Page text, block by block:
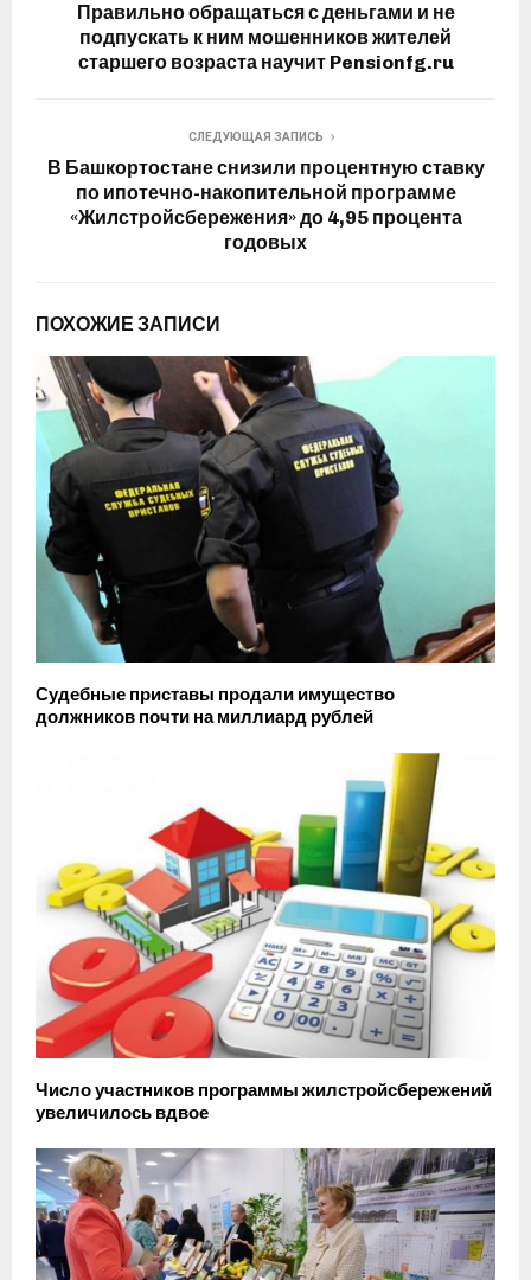
Правильно обращаться с деньгами и не
подпускать к ним мошенников жителей
старшего возраста научит Pensionfg.ru
СЛЕДУЮЩАЯ ЗАПИСЬ
В Башкортостане снизили процентную ставку
по ипотечно-накопительной программе
«Жилстройсбережения» до 4,95 процента
годовых
ПОХОЖИЕ ЗАПИСИ
Судебные приставы продали имущество
должников почти на миллиард рублей
Число участников программы жилстройсбережений
увеличилось вдвое